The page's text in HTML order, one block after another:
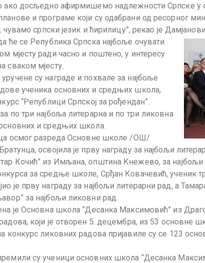
ако досљедно афирмишемо надлежности Српске у
и програме који су одабрани од ресорног
чувамо српски језик и ћирилицу”, рекао је
ће се Република Српска најбоље очувати
мјесту ради часно и поштено, у интересу
сваком мјесту.
су награде и похвале за најбоље
ученика основних и средњих школа,
“Републици Српској за рођендан”.
по три најбоља литерарна и по три ликовна
и средњих школа.
осмог разреда Основне школе /ОШ/
освојила је прву награду за најбољи
Кочић” из Имљана, општина Кнежево, за најбољи
за средње школе, Срђан Ковачевић, ученик
је прву награду за најбољи литерарни рад, а
за најбољи ликовни рад.
је Основна школа “Десанка Максимовић” из
који је отворен 5. децембра, из 53 основне
конкурс ликовних радова пријавиле су се 123
су ученици основних школа “Десанка